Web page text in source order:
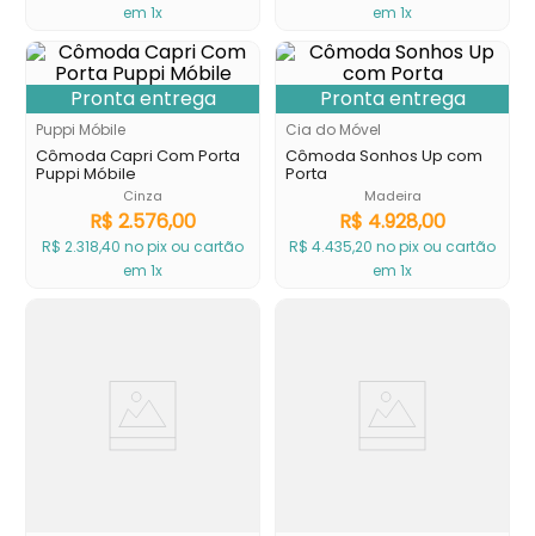
em 1x
em 1x
Pronta entrega
Puppi Móbile
Cômoda Capri Com Porta
Puppi Móbile
Cinza
R$ 2.576,00
R$ 2.318,40 no pix ou cartão
em 1x
Pronta entrega
Cia do Móvel
Cômoda Sonhos Up com
Porta
Madeira
R$ 4.928,00
R$ 4.435,20 no pix ou cartão
em 1x